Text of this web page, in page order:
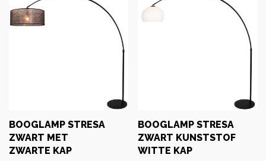
BOOGLAMP STRESA
ZWART MET
ZWARTE KAP
BOOGLAMP STRESA
ZWART KUNSTSTOF
WITTE KAP